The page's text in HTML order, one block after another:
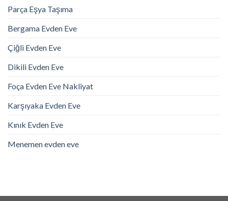
Parça Eşya Taşıma
Bergama Evden Eve
Çiğli Evden Eve
Dikili Evden Eve
Foça Evden Eve Nakliyat
Karşıyaka Evden Eve
Kınık Evden Eve
Menemen evden eve